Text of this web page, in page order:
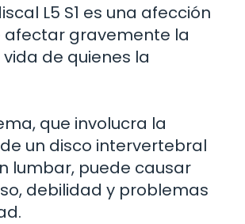
L5 S1 es una afección
afectar gravemente la
de quienes la
que involucra la
un disco intervertebral
lumbar, puede causar
debilidad y problemas